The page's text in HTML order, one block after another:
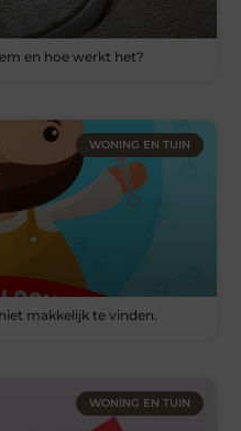
en hoe werkt het?
WONING EN TUIN
makkelijk te vinden.
WONING EN TUIN